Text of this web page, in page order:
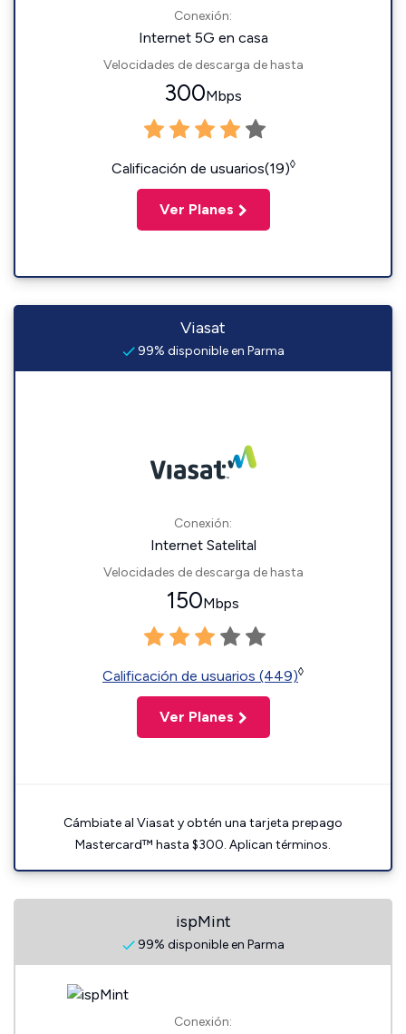
Conexión:
Internet 5G en casa
Velocidades de descarga de hasta
300Mbps
Calificación de usuarios(19)◊
Ver Planes
Viasat
99% disponible en Parma
Conexión:
Internet Satelital
Velocidades de descarga de hasta
150Mbps
Calificación de usuarios (449)◊
Ver Planes
Cámbiate al Viasat y obtén una tarjeta prepago
Mastercard™ hasta $300. Aplican términos.
ispMint
99% disponible en Parma
Conexión: